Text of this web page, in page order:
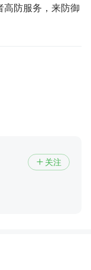
防服务，来防御
 关注